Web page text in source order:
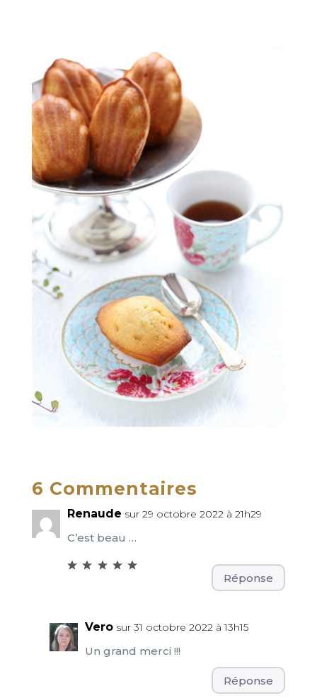
6 Commentaires
Renaude sur 29 octobre 2022 à 21h29
C’est beau …
Réponse
Vero sur 31 octobre 2022 à 13h15
Un grand merci !!!
Réponse